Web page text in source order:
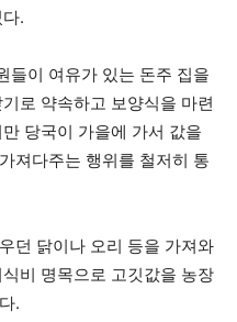
.
들이 여유가 있는 돈주 집을
로 약속하고 보양식을 마련
당국이 가을에 가서 값을
져다주는 행위를 철저히 통
던 닭이나 오리 등을 가져와
비 명목으로 고깃값을 농장
.